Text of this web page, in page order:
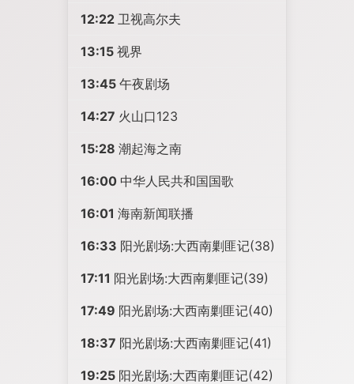
12:22 卫视高尔夫
13:15 视界
13:45 午夜剧场
14:27 火山口123
15:28 潮起海之南
16:00 中华人民共和国国歌
16:01 海南新闻联播
16:33 阳光剧场:大西南剿匪记(38)
17:11 阳光剧场:大西南剿匪记(39)
17:49 阳光剧场:大西南剿匪记(40)
18:37 阳光剧场:大西南剿匪记(41)
19:25 阳光剧场:大西南剿匪记(42)